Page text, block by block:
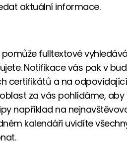
aktuální informace.
fulltextové
Notifikace vás pak v
certifikátů a na
za vás pohlídáme, aby
například na
kalendáři uvidíte